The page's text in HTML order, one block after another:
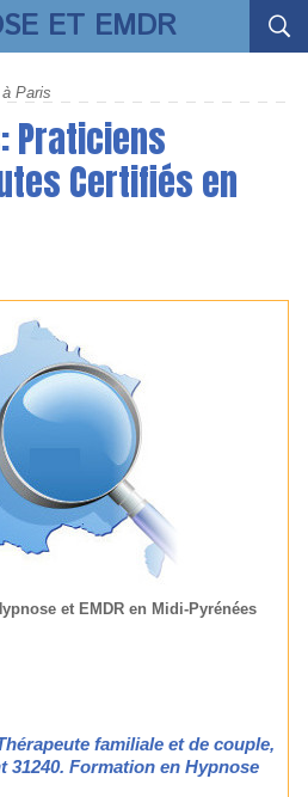
ET EMDR
Paris
Praticiens
Certifiés en
et EMDR en Midi-Pyrénées
familiale et de couple,
31240. Formation en Hypnose